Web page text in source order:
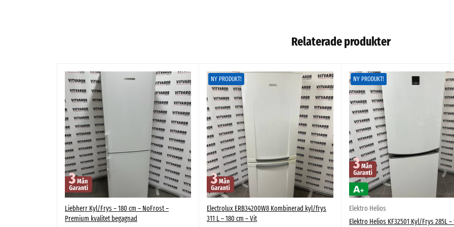
Relaterade produkter
Liebherr Kyl/Frys – 180 cm – NoFrost –
Premium kvalitet begagnad
NY PRODUKT!
Electrolux ERB34200W8 Kombinerad kyl/frys
311 L – 180 cm – Vit
NY PRODUKT!
Elektro Helios
Elektro Helios KF32501 Kyl/Frys 285L –